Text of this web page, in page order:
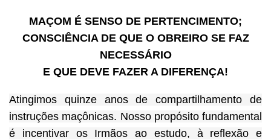
MAÇOM É SENSO DE PERTENCIMENTO;
CONSCIÊNCIA DE QUE O OBREIRO SE FAZ
NECESSÁRIO
E QUE DEVE FAZER A DIFERENÇA!
Atingimos quinze anos de compartilhamento de
instruções maçônicas. Nosso propósito fundamental
é incentivar os Irmãos ao estudo, à reflexão e